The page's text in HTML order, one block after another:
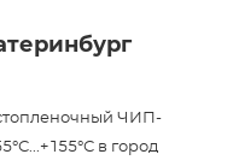
ЧИП-
в город